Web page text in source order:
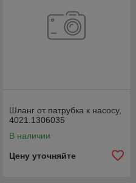
Шланг от патрубка к насосу,
4021.1306035
В наличии
Цену уточняйте